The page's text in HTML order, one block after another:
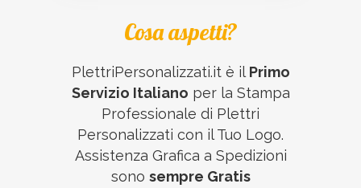
Cosa aspetti?
PlettriPersonalizzati.it è il Primo
Servizio Italiano per la Stampa
Professionale di Plettri
Personalizzati con il Tuo Logo.
Assistenza Grafica a Spedizioni
sono sempre Gratis